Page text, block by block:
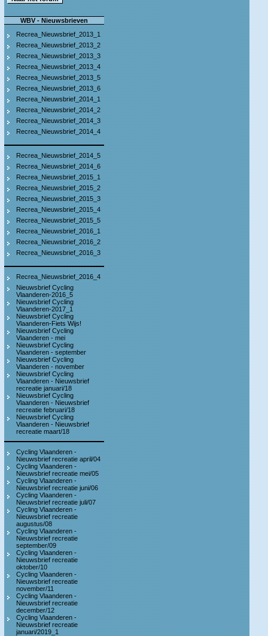
WBV - Nieuwsbrieven
Recrea_Nieuwsbrief_2013_1
Recrea_Nieuwsbrief_2013_2
Recrea_Nieuwsbrief_2013_3
Recrea_Nieuwsbrief_2013_4
Recrea_Nieuwsbrief_2013_5
Recrea_Nieuwsbrief_2013_6
Recrea_Nieuwsbrief_2014_1
Recrea_Nieuwsbrief_2014_2
Recrea_Nieuwsbrief_2014_3
Recrea_Nieuwsbrief_2014_4
Recrea_Nieuwsbrief_2014_5
Recrea_Nieuwsbrief_2014_6
Recrea_Nieuwsbrief_2015_1
Recrea_Nieuwsbrief_2015_2
Recrea_Nieuwsbrief_2015_3
Recrea_Nieuwsbrief_2015_4
Recrea_Nieuwsbrief_2015_5
Recrea_Nieuwsbrief_2016_1
Recrea_Nieuwsbrief_2016_2
Recrea_Nieuwsbrief_2016_3
Recrea_Nieuwsbrief_2016_4
Nieuwsbrief Cycling
Vlaanderen-2016_5
Nieuwsbrief Cycling
Vlaanderen-2017_1
Nieuwsbrief Cycling
Vlaanderen-Fiets Wijs!
Nieuwsbrief Cycling
Vlaanderen - mei
Nieuwsbrief Cycling
Vlaanderen - september
Nieuwsbrief Cycling
Vlaanderen - november
Nieuwsbrief Cycling
Vlaanderen - Nieuwsbrief
recreatie januari/18
Nieuwsbrief Cycling
Vlaanderen - Nieuwsbrief
recreatie februari/18
Nieuwsbrief Cycling
Vlaanderen - Nieuwsbrief
recreatie maart/18
Cycling Vlaanderen -
Nieuwsbrief recreatie april/04
Cycling Vlaanderen -
Nieuwsbrief recreatie mei/05
Cycling Vlaanderen -
Nieuwsbrief recreatie juni/06
Cycling Vlaanderen -
Nieuwsbrief recreatie juli/07
Cycling Vlaanderen -
Nieuwsbrief recreatie
augustus/08
Cycling Vlaanderen -
Nieuwsbrief recreatie
september/09
Cycling Vlaanderen -
Nieuwsbrief recreatie
oktober/10
Cycling Vlaanderen -
Nieuwsbrief recreatie
november/11
Cycling Vlaanderen -
Nieuwsbrief recreatie
december/12
Cycling Vlaanderen -
Nieuwsbrief recreatie
januari/2019_1